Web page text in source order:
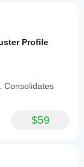
Profile
Consolidates
$59